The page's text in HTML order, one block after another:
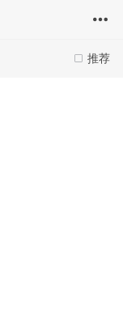
推荐